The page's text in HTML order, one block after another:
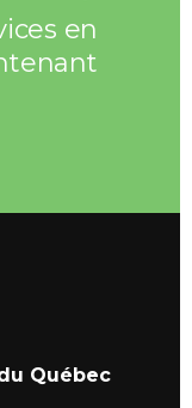
en
Québec